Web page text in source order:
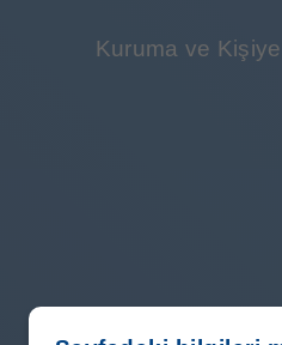
Kuruma ve